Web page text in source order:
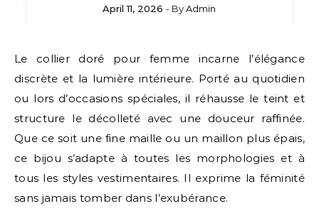
April 11, 2026 - ByAdmin
Le collier doré pour femme incarne l’élégance
discrète et la lumière intérieure. Porté au quotidien
ou lors d’occasions spéciales, il réhausse le teint et
structure le décolleté avec une douceur raffinée.
Que ce soit une fine maille ou un maillon plus épais,
ce bijou s’adapte à toutes les morphologies et à
tous les styles vestimentaires. Il exprime la féminité
sans jamais tomber dans l’exubérance.